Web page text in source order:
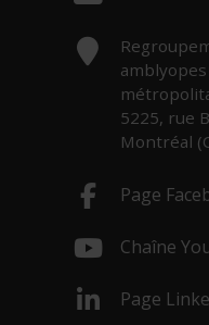
5225, rue
Montréal
Page
Chaîne
Page